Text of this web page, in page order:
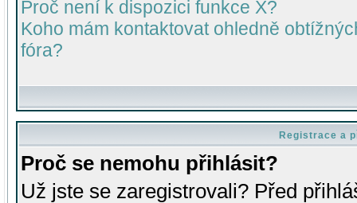
Proč není k dispozici funkce X?
Koho mám kontaktovat ohledně
fóra?
Registrace a
Proč se nemohu přihlásit?
Už jste se zaregistrovali? Před